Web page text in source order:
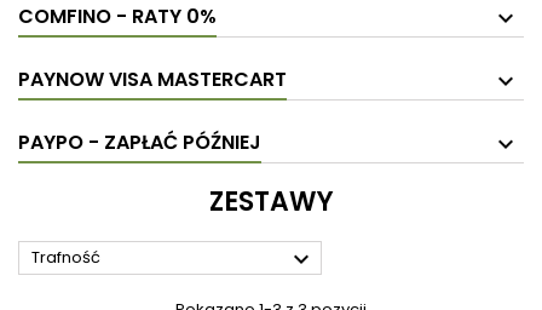
COMFINO - RATY 0%
PAYNOW VISA MASTERCART
PAYPO - ZAPŁAĆ PÓŹNIEJ
ZESTAWY
Trafność 